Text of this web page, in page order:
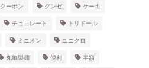
クーポン グンゼ ケーキ
チョコレート トリドール
ミニオン ユニクロ
丸亀製麺 便利 半額